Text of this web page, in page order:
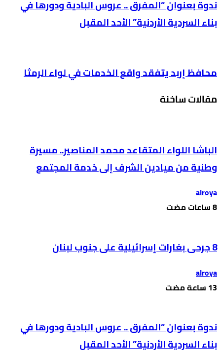
ندوة بعنوان “المفرق .. عروس البادية ودورها في
بناء السردية الأردنية” الأحد المقبل
محافظ إربد يتفقد واقع الخدمات في لواء الرمثا
مقالات ساخنة
الباشا اللواء المتقاعد محمد المناصير.. مسيرة
وطنية من ميادين الشرف إلى خدمة المجتمع
alroya
8 جرحى بغارات إسرائيلية على جنوب لبنان
alroya
ندوة بعنوان “المفرق .. عروس البادية ودورها في
بناء السردية الأردنية” الأحد المقبل